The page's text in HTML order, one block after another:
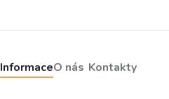
InformaceO nás Kontakty